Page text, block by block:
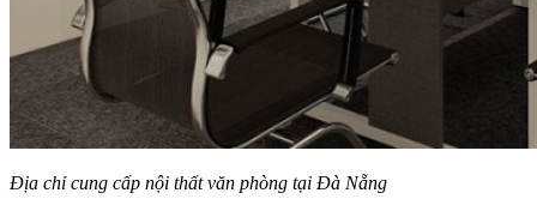
Địa chỉ cung cấp nội thất văn phòng tại Đà Nẵng